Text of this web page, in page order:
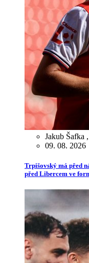
Jakub Šafka ,
09. 08. 2026
Trpišovský má před
před Libercem ve